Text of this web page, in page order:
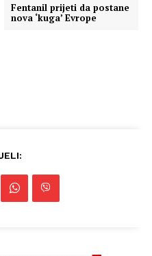
Fentanil prijeti da postane
nova ‘kuga’ Evrope